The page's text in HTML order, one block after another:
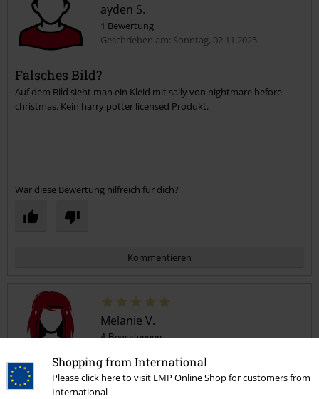
Shopping from International
Please click here to visit EMP Online Shop for customers from
International
ayden S.
1 Bewertung
Geschrieben am: Sonntag, 02.11.2025
Falsches Bild?
Auf dem Bild sieht man ein Kleid mit sally von nightmare before
christmas. Kein harry potter licensed Produkt.
War diese Bewertung hilfreich für dich?
Kommentieren
Melanie V.
4 Bewertungen
Körpergröße in Meter: 1.67
Gekaufte Größe: M